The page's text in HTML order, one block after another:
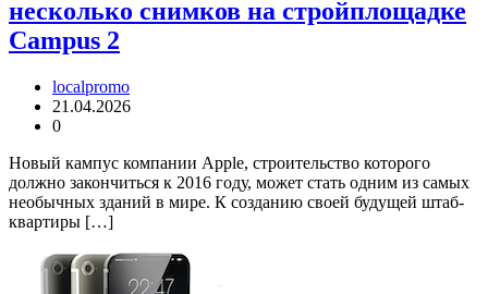
несколько снимков на стройплощадке
Campus 2
localpromo
21.04.2026
0
Новый кампус компании Apple, строительство которого
должно закончиться к 2016 году, может стать одним из самых
необычных зданий в мире. К созданию своей будущей штаб-
квартиры […]